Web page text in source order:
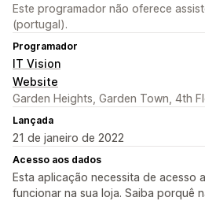
Este programador não oferece
(portugal).
Programador
IT Vision
Website
Garden Heights, Garden Town, 4th
Lançada
21 de janeiro de 2022
Acesso aos dados
Esta aplicação necessita de acesso
funcionar na sua loja. Saiba porquê